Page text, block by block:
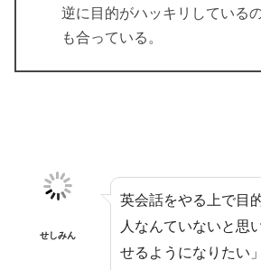
逆に目的がハッキリしている
も合っている。
せしみん
英会話をやる上で目
人なんていないと思
せるようになりたい